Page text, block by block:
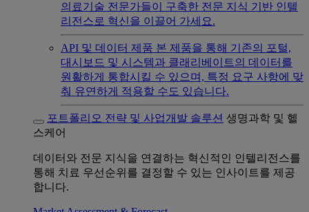
의료기술 전문가들이 구축한 전문 지식 기반 인텔
리전스로 혁신을 이끌어 가세요.
API 및 데이터 제품 본 제품을 통해 기존의 포털,
대시보드 및 시스템과 클래리베이트의 데이터를
원활하게 통합시킬 수 있으며, 특정 요구 사항에 맞
춰 유연하게 적용할 수도 있습니다.
포트폴리오 전략 및 사업개발 솔루션 생명과학 및 헬
스케어
데이터와 전문 지식을 연결하는 혁신적인 인텔리전스를
통해 치료 우선순위를 결정할 수 있는 인사이트를 제공
합니다.